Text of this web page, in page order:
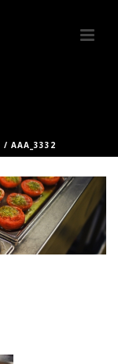
/ AAA_3332